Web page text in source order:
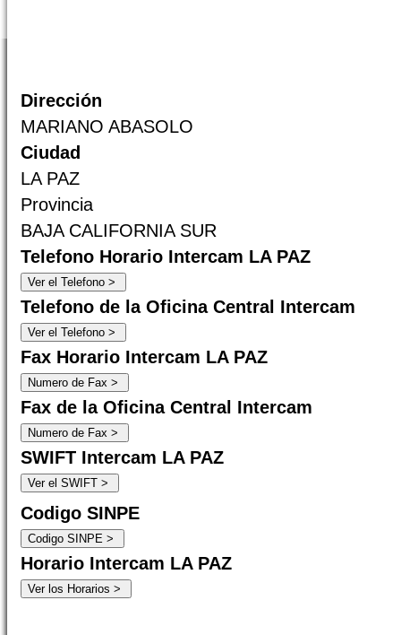
Dirección
MARIANO ABASOLO
Ciudad
LA PAZ
Provincia
BAJA CALIFORNIA SUR
Telefono Horario Intercam LA PAZ
Telefono de la Oficina Central Intercam
Fax Horario Intercam LA PAZ
Fax de la Oficina Central Intercam
SWIFT Intercam LA PAZ
Codigo SINPE
Horario Intercam LA PAZ